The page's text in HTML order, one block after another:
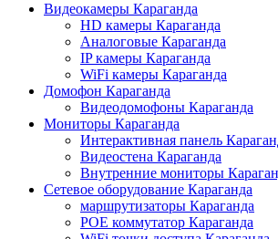
Видеокамеры Караганда
HD камеры Караганда
Аналоговые Караганда
IP камеры Караганда
WiFi камеры Караганда
Домофон Караганда
Видеодомофоны Караганда
Мониторы Караганда
Интерактивная панель
Видеостена Караганда
Внутренние мониторы
Сетевое оборудование Караганда
маршрутизаторы Караганда
POE коммутатор Караганда